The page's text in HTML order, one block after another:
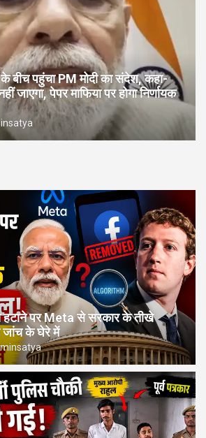
बीच पहुंचा PM मोदी का संदेश, कहा-
जाएगा, पेपर माफिया पर होगा निर्णायक
हटाने पर Meta से सरकार के तीखे
जांच के घेरे में